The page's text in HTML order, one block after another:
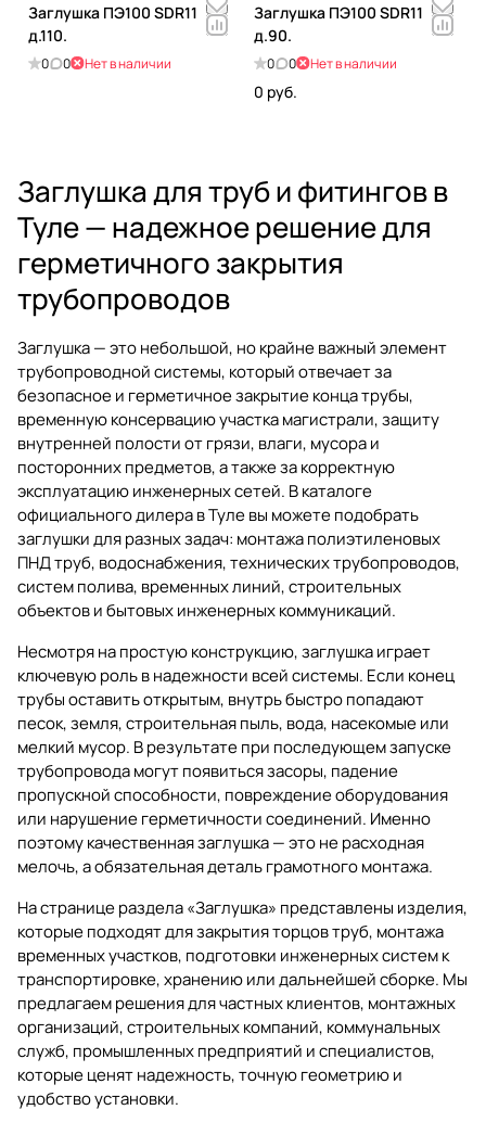
Заглушка ПЭ100 SDR11
д.110.
0 0 Нет в наличии
Заглушка ПЭ100 SDR11
д.90.
0 0 Нет в наличии
0 руб.
Заглушка для труб и фитингов в
Туле — надежное решение для
герметичного закрытия
трубопроводов
Заглушка — это небольшой, но крайне важный элемент
трубопроводной системы, который отвечает за
безопасное и герметичное закрытие конца трубы,
временную консервацию участка магистрали, защиту
внутренней полости от грязи, влаги, мусора и
посторонних предметов, а также за корректную
эксплуатацию инженерных сетей. В каталоге
официального дилера в Туле вы можете подобрать
заглушки для разных задач: монтажа полиэтиленовых
ПНД труб, водоснабжения, технических трубопроводов,
систем полива, временных линий, строительных
объектов и бытовых инженерных коммуникаций.
Несмотря на простую конструкцию, заглушка играет
ключевую роль в надежности всей системы. Если конец
трубы оставить открытым, внутрь быстро попадают
песок, земля, строительная пыль, вода, насекомые или
мелкий мусор. В результате при последующем запуске
трубопровода могут появиться засоры, падение
пропускной способности, повреждение оборудования
или нарушение герметичности соединений. Именно
поэтому качественная заглушка — это не расходная
мелочь, а обязательная деталь грамотного монтажа.
На странице раздела«Заглушка» представлены изделия,
которые подходят для закрытия торцов труб, монтажа
временных участков, подготовки инженерных систем к
транспортировке, хранению или дальнейшей сборке. Мы
предлагаем решения для частных клиентов, монтажных
организаций, строительных компаний, коммунальных
служб, промышленных предприятий и специалистов,
которые ценят надежность, точную геометрию и
удобство установки.